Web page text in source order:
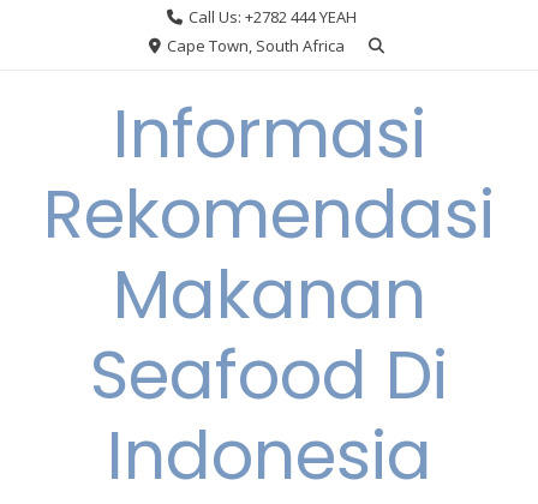
Call Us: +2782 444 YEAH
Cape Town, South Africa
Informasi
Rekomendasi
Makanan
Seafood Di
Indonesia